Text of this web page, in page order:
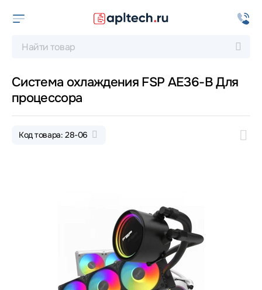
Система охлаждения FSP AE36-B Для
процессора
Код товара: 28-06